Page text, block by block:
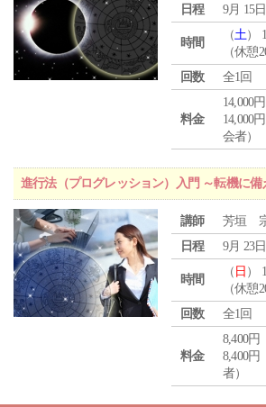
日程 9月 15日
時間
（土）
（休憩
回数
全1回
料金
14,000円
14,000
会者）
進行法（プログレッション）入門 ～転機に
講師
芳垣
日程
9月 23日
時間
（ 日 ）
（休憩
回数
全1回
料金
8,400円
8,400円
者）